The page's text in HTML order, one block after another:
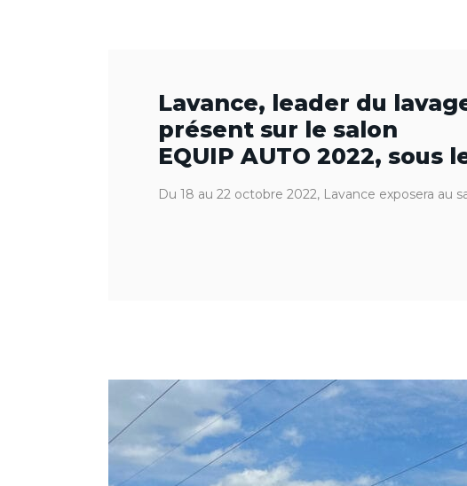
Lavance, leader du
présent sur le salon
EQUIP AUTO 2022,
Du 18 au 22 octobre 2022, Lavance exposera au